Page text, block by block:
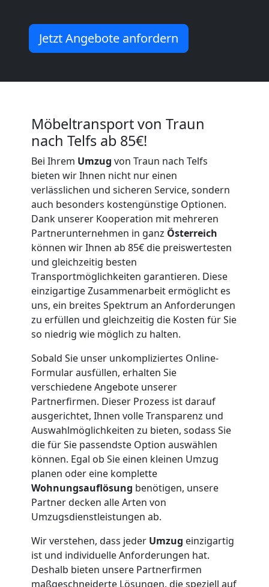
Jetzt Angebote anfordern
Möbeltransport von Traun
nach Telfs ab 85€!
Bei Ihrem Umzug von Traun nach Telfs
bieten wir Ihnen nicht nur einen
verlässlichen und sicheren Service, sondern
auch besonders kostengünstige Optionen.
Dank unserer Kooperation mit mehreren
Partnerunternehmen in ganz Österreich
können wir Ihnen ab 85€ die preiswertesten
und gleichzeitig besten
Transportmöglichkeiten garantieren. Diese
einzigartige Zusammenarbeit ermöglicht es
uns, ein breites Spektrum an Anforderungen
zu erfüllen und gleichzeitig die Kosten für Sie
so niedrig wie möglich zu halten.
Sobald Sie unser unkompliziertes Online-
Formular ausfüllen, erhalten Sie
verschiedene Angebote unserer
Partnerfirmen. Dieser Prozess ist darauf
ausgerichtet, Ihnen volle Transparenz und
Auswahlmöglichkeiten zu bieten, sodass Sie
die für Sie passendste Option auswählen
können. Egal ob Sie einen kleinen Umzug
planen oder eine komplette
Wohnungsauflösung benötigen, unsere
Partner decken alle Arten von
Umzugsdienstleistungen ab.
Wir verstehen, dass jeder Umzug einzigartig
ist und individuelle Anforderungen hat.
Deshalb bieten unsere Partnerfirmen
maßgeschneiderte Lösungen, die speziell auf
Traun
Umzug
Mann
LKW
Möbellift
Traun
Übersiedlung
Traun
Klaviertransport
Traun
Privatumzug
Traun
Tresortransport